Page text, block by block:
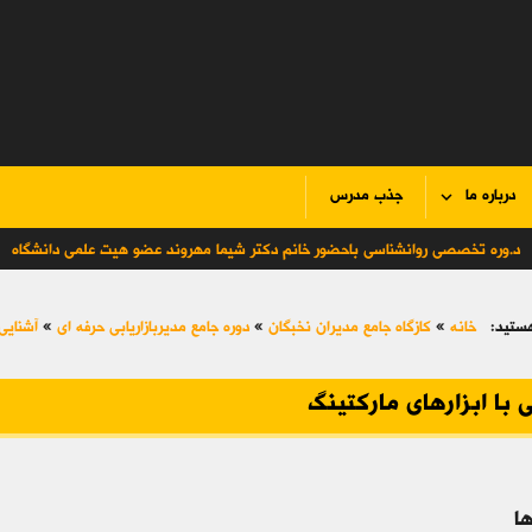
درباره ما جذب مدرس
د.وره تخصصی روانشناسی باحضور خانم دکتر شیما مهروند عضو هیت علمی دانشگاه
خانه » کازگاه جامع مدیران نخبگان » دوره جامع مدیربازاریابی حرفه ای »
با ابزارهای مارکتینگ